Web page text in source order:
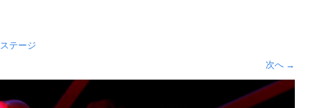
ステージ
次へ →